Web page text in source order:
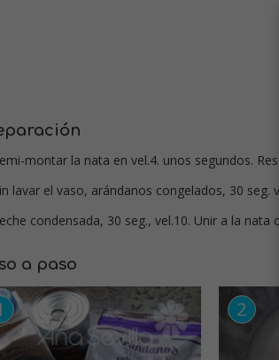
montar la nata en vel.4. unos segundos.
lavar el vaso, arándanos congelados, 30 seg.
condensada, 30 seg., vel.10. Unir a la
a paso